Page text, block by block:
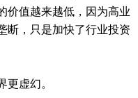
价值越来越低，因为高业
断，只是加快了行业投资
更虚幻。